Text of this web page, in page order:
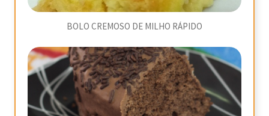
BOLO CREMOSO DE MILHO RÁPIDO